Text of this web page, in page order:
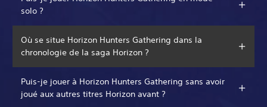
solo ?
Où se situe Horizon Hunters Gathering dans la
chronologie de la saga Horizon ?
Puis-je jouer à Horizon Hunters Gathering sans avoir
joué aux autres titres Horizon avant ?